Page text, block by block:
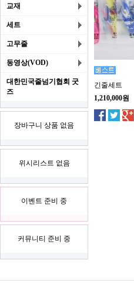
교재
세트
고무줄
동영상(VOD)
대한민국줄넘기협회 굿
즈
장바구니 상품 없음
위시리스트 없음
이벤트 준비 중
커뮤니티 준비 중
긴줄세트
1,210,000원